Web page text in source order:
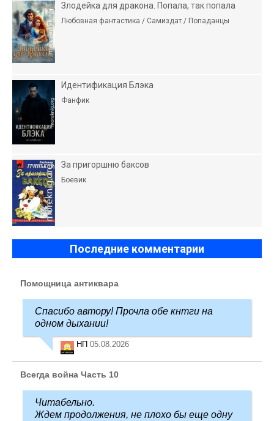
Злодейка для дракона. Попала, так попала
Любовная фантастика / Самиздат / Попаданцы
Идентификация Блэка
Фанфик
За пригоршню баксов
Боевик
Последние комментарии
Помощница антиквара
Спасибо автору! Прочла обе кнтги на
одном дыхании!
НП 05.08.2026
Всегда война Часть 10
Читабельно.
Ждем продолжения, не плохо бы еще одну